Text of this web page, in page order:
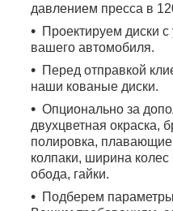
давлением пресса в
Проектируем диски
вашего автомобиля.
Перед отправкой
наши кованые диски.
Опционально за
двухцветная окраска,
полировка, плавающие
колпаки, ширина
обода, гайки.
Подберем